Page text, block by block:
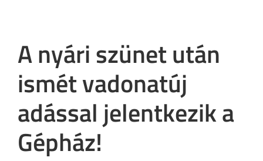
A nyári szünet után
ismét vadonatúj
adással jelentkezik a
Gépház!